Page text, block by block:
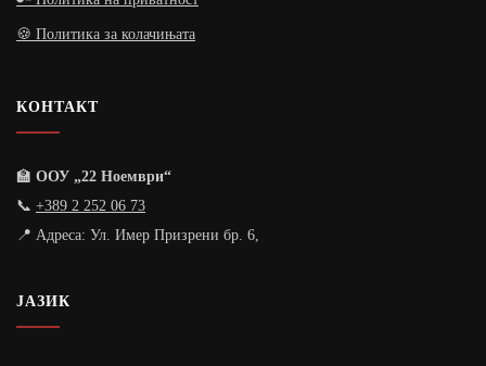
🍪 Политика за колачињата
КОНТАКТ
🏫 ООУ „22 Ноември“
📞 +389 2 252 06 73
📍 Адреса: Ул. Имер Призрени бр. 6,
ЈАЗИК